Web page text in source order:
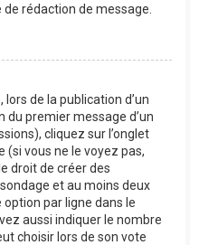
rédaction de message.
lors de la publication d’un
premier message d’un
cliquez sur l’onglet
vous ne le voyez pas,
droit de créer des
et au moins deux
par ligne dans le
aussi indiquer le nombre
choisir lors de son vote